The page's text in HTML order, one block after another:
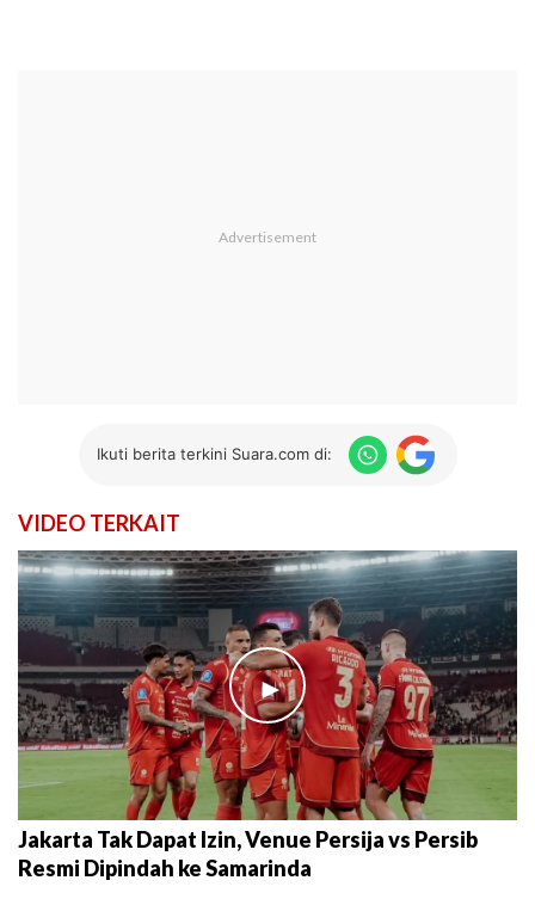
Ikuti berita terkini Suara.com di:
VIDEO TERKAIT
►
Jakarta Tak Dapat Izin, Venue Persija vs Persib
Resmi Dipindah ke Samarinda